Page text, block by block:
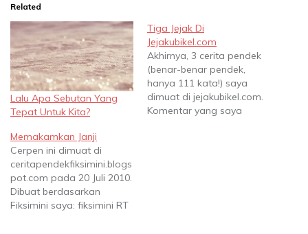
Related
Lalu Apa Sebutan Yang
Tepat Untuk Kita?
Tiga Jejak Di
Jejakubikel.com
Akhirnya, 3 cerita pendek
(benar-benar pendek,
hanya 111 kata!) saya
dimuat di jejakubikel.com.
Komentar yang saya
Memakamkan Janji
Cerpen ini dimuat di
ceritapendekfiksimini.blogs
pot.com pada 20 Juli 2010.
Dibuat berdasarkan
Fiksimini saya: fiksimini RT